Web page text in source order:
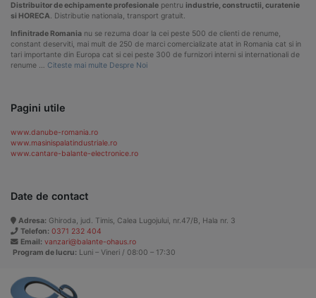
Distribuitor de echipamente profesionale pentru industrie, constructii, curatenie
si HORECA. Distributie nationala, transport gratuit.
Infinitrade Romania nu se rezuma doar la cei peste 500 de clienti de renume,
constant deserviti, mai mult de 250 de marci comercializate atat in Romania cat si in
tari importante din Europa cat si cei peste 300 de furnizori interni si internationali de
renume … Citeste mai multe Despre Noi
Pagini utile
www.danube-romania.ro
www.masinispalatindustriale.ro
www.cantare-balante-electronice.ro
Date de contact
Adresa: Ghiroda, jud. Timis, Calea Lugojului, nr.47/B, Hala nr. 3
Telefon: 0371 232 404
Email: vanzari@balante-ohaus.ro
Program de lucru: Luni – Vineri / 08:00 – 17:30